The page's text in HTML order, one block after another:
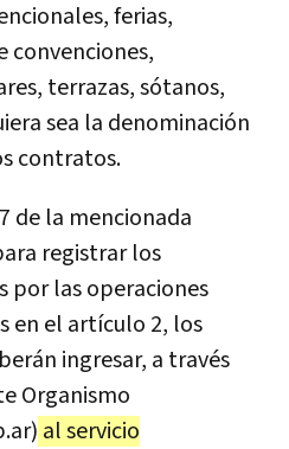
ferias,
convenciones,
terrazas, sótanos,
sea la denominación
contratos.
de la mencionada
registrar los
por las operaciones
en el artículo 2, los
ingresar, a través
Organismo
al servicio